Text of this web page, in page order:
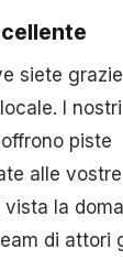
siete
I nostri
piste
alle
la
di attori